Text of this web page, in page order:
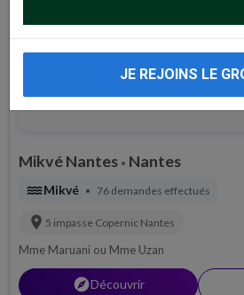
Mikvé Nantes • Nantes
waterMikvé • 76 demandes effectués
location_on 5 impasse Copernic Nantes
Mme Maruani ou Mme Uzan
explorerDécouvrir
JE REJOINS LE